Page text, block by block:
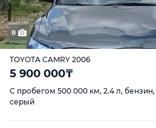
8
TOYOTA CAMRY 2006
5 900 000₸
С пробегом 500 000 км, 2.4 л,
серый